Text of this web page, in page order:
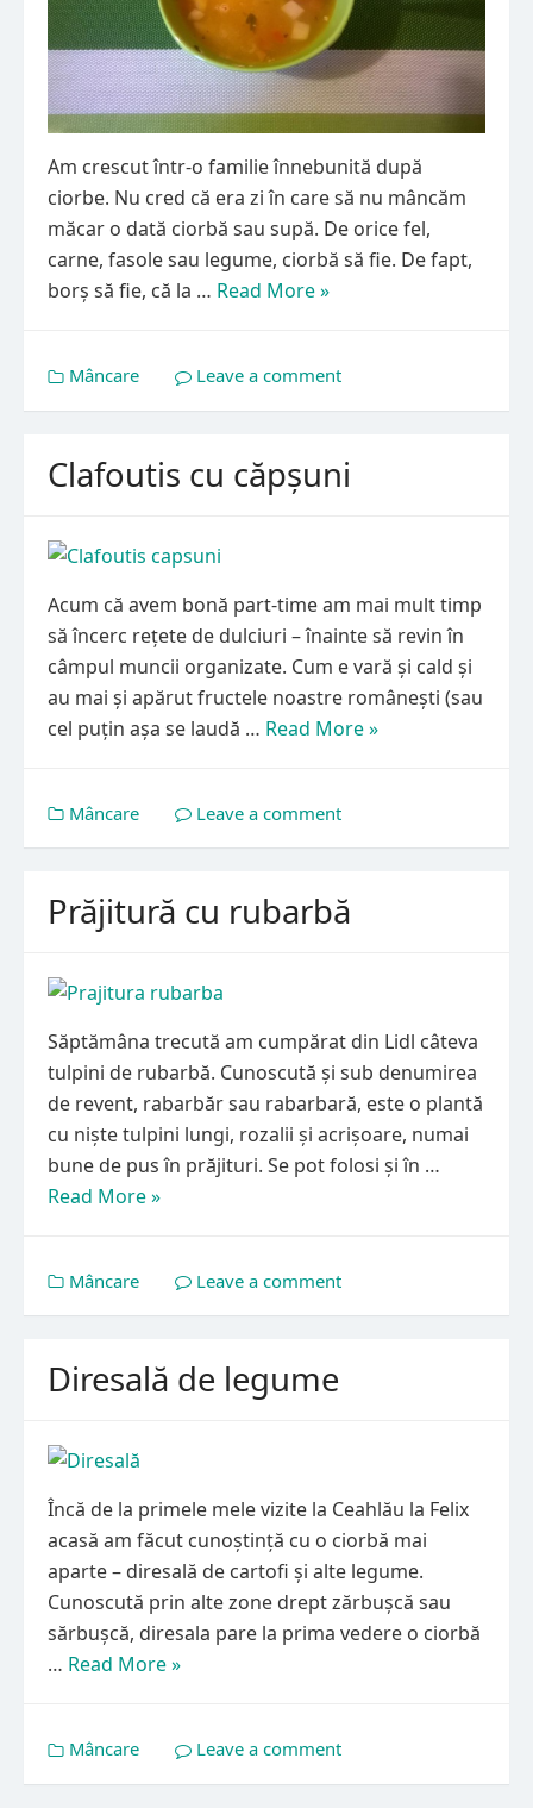
Am crescut într-o familie înnebunită după
ciorbe. Nu cred că era zi în care să nu mâncăm
măcar o dată ciorbă sau supă. De orice fel,
carne, fasole sau legume, ciorbă să fie. De fapt,
borș să fie, că la … Read More »
Mâncare Leave a comment
Clafoutis cu căpșuni
Acum că avem bonă part-time am mai mult timp
să încerc rețete de dulciuri – înainte să revin în
câmpul muncii organizate. Cum e vară și cald și
au mai și apărut fructele noastre românești (sau
cel puțin așa se laudă … Read More »
Mâncare Leave a comment
Prăjitură cu rubarbă
Săptămâna trecută am cumpărat din Lidl câteva
tulpini de rubarbă. Cunoscută și sub denumirea
de revent, rabarbăr sau rabarbară, este o plantă
cu niște tulpini lungi, rozalii și acrișoare, numai
bune de pus în prăjituri. Se pot folosi și în …
Read More »
Mâncare Leave a comment
Diresală de legume
Încă de la primele mele vizite la Ceahlău la Felix
acasă am făcut cunoștință cu o ciorbă mai
aparte – diresală de cartofi și alte legume.
Cunoscută prin alte zone drept zărbușcă sau
sărbușcă, diresala pare la prima vedere o ciorbă
… Read More »
Mâncare Leave a comment